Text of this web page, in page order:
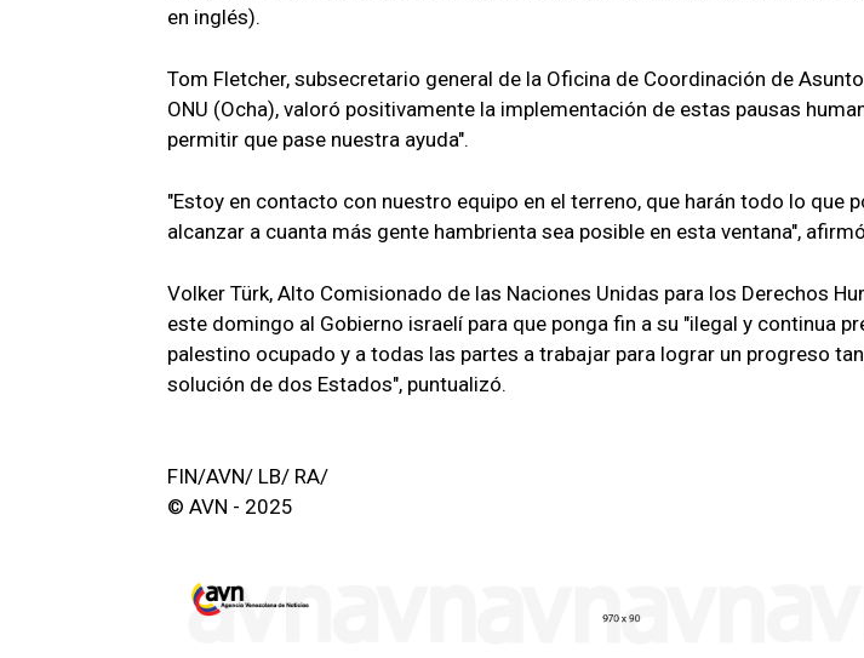
en inglés).
Tom Fletcher, subsecretario general de la Oficina de Coordinación de
ONU (Ocha), valoró positivamente la implementación de estas pausas
permitir que pase nuestra ayuda".
"Estoy en contacto con nuestro equipo en el terreno, que harán todo lo que
alcanzar a cuanta más gente hambrienta sea posible en esta ventana",
Volker Türk, Alto Comisionado de las Naciones Unidas para los Derechos
este domingo al Gobierno israelí para que ponga fin a su "ilegal y continua
palestino ocupado y a todas las partes a trabajar para lograr un progreso
solución de dos Estados", puntualizó.
FIN/AVN/ LB/ RA/
© AVN - 2025